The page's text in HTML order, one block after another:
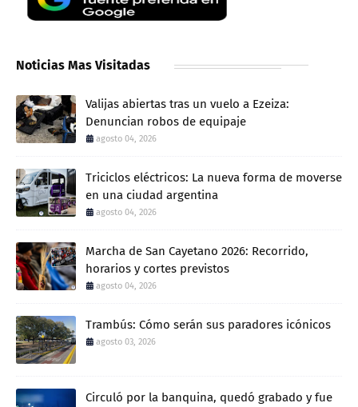
Noticias Mas Visitadas
Valijas abiertas tras un vuelo a Ezeiza:
Denuncian robos de equipaje
agosto 04, 2026
Triciclos eléctricos: La nueva forma de moverse
en una ciudad argentina
agosto 04, 2026
Marcha de San Cayetano 2026: Recorrido,
horarios y cortes previstos
agosto 04, 2026
Trambús: Cómo serán sus paradores icónicos
agosto 03, 2026
Circuló por la banquina, quedó grabado y fue